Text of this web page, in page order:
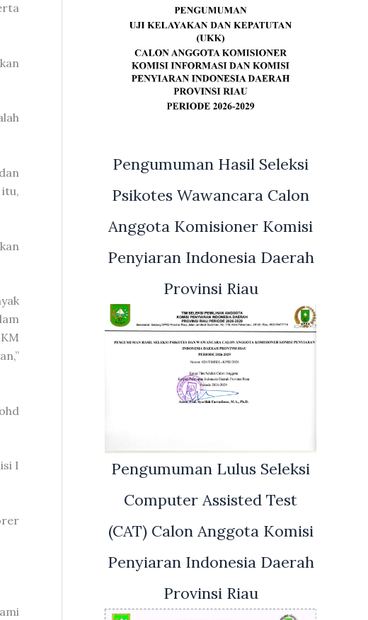
I
Pengumuman Hasil Seleksi
Psikotes Wawancara Calon
Anggota Komisioner Komisi
Penyiaran Indonesia Daerah
Provinsi Riau
Pengumuman Lulus Seleksi
Computer Assisted Test
(CAT) Calon Anggota Komisi
Penyiaran Indonesia Daerah
Provinsi Riau